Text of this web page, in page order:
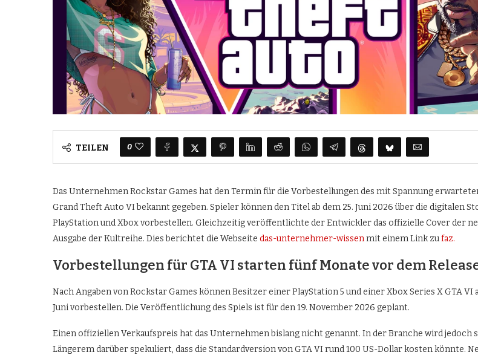
TEILEN 0
Das Unternehmen Rockstar Games hat den Termin für die Vorbestellungen des mit Spannung
Grand Theft Auto VI bekannt gegeben. Spieler können den Titel ab dem 25. Juni 2026 über die digitalen
PlayStation und Xbox vorbestellen. Gleichzeitig veröffentlichte der Entwickler das offizielle Cover der
Ausgabe der Kultreihe. Dies berichtet die Webseite das-unternehmer-wissenmit einem Link zufaz.
Vorbestellungen für GTA VI starten fünf Monate vor dem
Nach Angaben von Rockstar Games können Besitzer einer PlayStation 5 und einer Xbox Series X GTA VI
Juni vorbestellen. Die Veröffentlichung des Spiels ist für den 19. November 2026 geplant.
Einen offiziellen Verkaufspreis hat das Unternehmen bislang nicht genannt. In der Branche wird jedoch
Längerem darüber spekuliert, dass die Standardversion von GTA VI rund 100 US-Dollar kosten könnte.